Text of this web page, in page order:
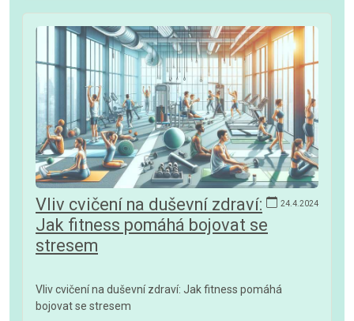
24.4.2024
Vliv cvičení na duševní zdraví:
Jak fitness pomáhá bojovat se
stresem
Vliv cvičení na duševní zdraví: Jak fitness pomáhá
bojovat se stresem